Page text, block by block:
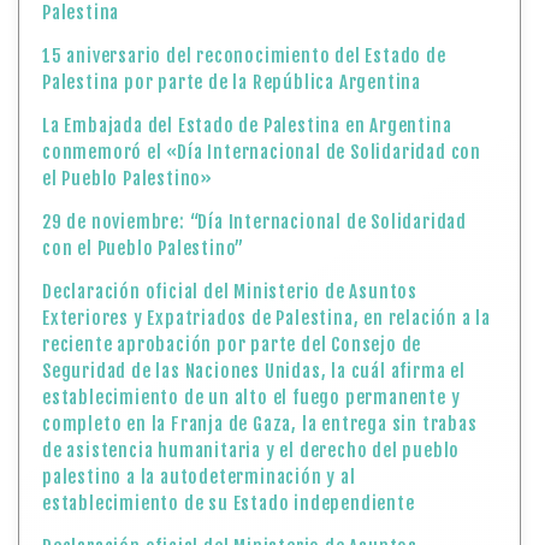
Palestina
15 aniversario del reconocimiento del Estado de
Palestina por parte de la República Argentina
La Embajada del Estado de Palestina en Argentina
conmemoró el «Día Internacional de Solidaridad con
el Pueblo Palestino»
29 de noviembre: “Día Internacional de Solidaridad
con el Pueblo Palestino”
Declaración oficial del Ministerio de Asuntos
Exteriores y Expatriados de Palestina, en relación a la
reciente aprobación por parte del Consejo de
Seguridad de las Naciones Unidas, la cuál afirma el
establecimiento de un alto el fuego permanente y
completo en la Franja de Gaza, la entrega sin trabas
de asistencia humanitaria y el derecho del pueblo
palestino a la autodeterminación y al
establecimiento de su Estado independiente